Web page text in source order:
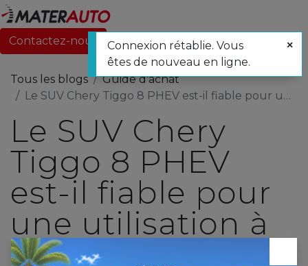
Contactez-nous
Tous les blogs
Guide d'achat
Le SUV Chery Tiggo 8 PHEV est-il fiable pour une utilisation à Madagascar ?
Le SUV Chery
Tiggo 8 PHEV
est-il fiable pour
une utilisation à
Madagascar ?
Connexion rétablie. Vous
êtes de nouveau en ligne.